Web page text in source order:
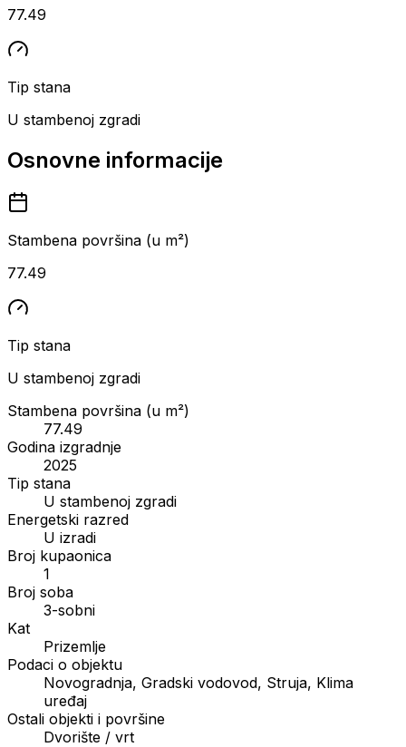
77.49
Tip stana
U stambenoj zgradi
Osnovne informacije
Stambena površina (u m²)
77.49
Tip stana
U stambenoj zgradi
Stambena površina (u m²)
77.49
Godina izgradnje
2025
Tip stana
U stambenoj zgradi
Energetski razred
U izradi
Broj kupaonica
1
Broj soba
3-sobni
Kat
Prizemlje
Podaci o objektu
Novogradnja, Gradski vodovod, Struja, Klima
uređaj
Ostali objekti i površine
Dvorište / vrt